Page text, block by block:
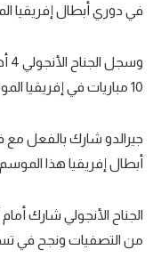
في دوري أبطال إفريقيا
10 مباريات في إفريقيا الموسم الماضي.
جيرالدو شارك بالفعل
أبطال إفريقيا هذا
الجناح الأنجولي شارك
من التصفيات ونجح في